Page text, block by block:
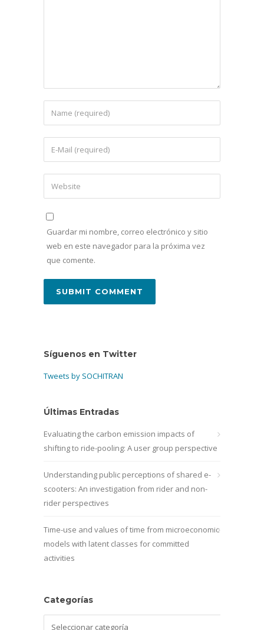
Guardar mi nombre, correo electrónico y sitio
web en este navegador para la próxima vez
que comente.
Síguenos en Twitter
Tweets by SOCHITRAN
Últimas Entradas
Evaluating the carbon emission impacts of
shifting to ride-pooling: A user group perspective
Understanding public perceptions of shared e-
scooters: An investigation from rider and non-
rider perspectives
Time-use and values of time from microeconomic
models with latent classes for committed
activities
Categorías